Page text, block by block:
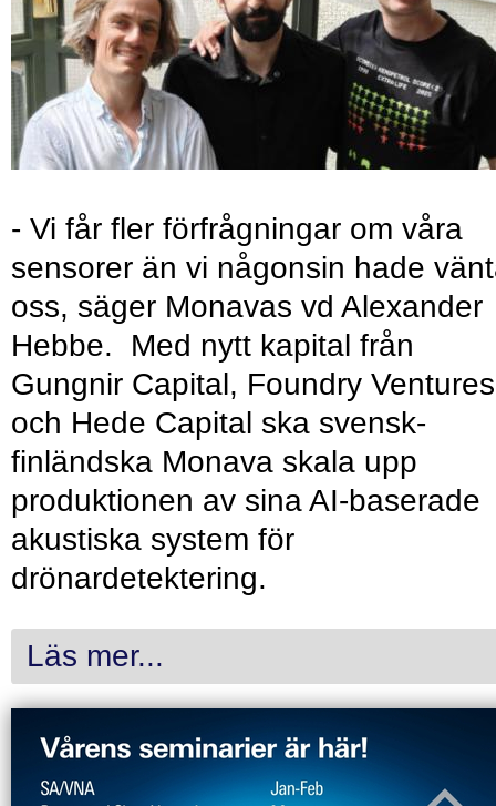
- Vi får fler förfrågningar om våra
sensorer än vi någonsin hade
oss, säger Monavas vd Alexander
Hebbe. Med nytt kapital från
Gungnir Capital, Foundry Ventures
och Hede Capital ska svensk-
finländska Monava skala upp
produktionen av sina AI-baserade
akustiska system för
drönardetektering.
Läs mer...